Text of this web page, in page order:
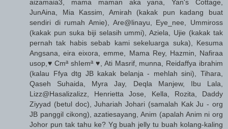
aizamaia3, mama maman aka yana, Yan's Cottage,
JunAina, Mia Kassim, Amirah (kakak pun kadang buat
sendiri di rumah Amie), Are@linayu, Eye_nee, Ummiross
(kakak pun suka biji selasih ummi), Aziela, Ujie (kakak tak
pernah tak habis sebab kami sekeluarga suka), Kesuma
Angsana, eira eixora, emme, Mama Rey, Hazmin, Nafiraa
usop,♥ Cmª shIemª ♥, Ati Masrif, munna, Reidaffya ibrahim
(kalau Ffya dtg JB kakak belanja - mehlah sini), Tihara,
Qaseh Suhaida, Myra Jay, Deqla Manjew, Ibu Lala,
Lizz@Hasalizalizz, Henrietta Jose, Kella, Rozita, Daddy
Ziyyad (betul doc), Juhariah Johari (samalah Kak Ju - org
JB panggil cikong), azatiesayang, Anim (apalah Anim ni org
Johor pun tak tahu ke? Yg buah jelly tu buah kolang-kaling